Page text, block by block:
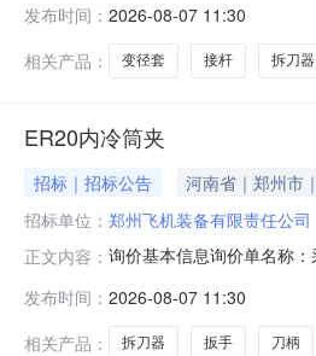
账180天后支付交货地址：
式交货日期/计划原产地
发布时间： 2026-08-07 11:30
相关产品：
变径套 接杆 拆刀器
ER20内冷筒夹
招标｜招标公告 河南省｜郑州市
招标单位： 郑州飞机装备有限责任公司
正文内容： 询价基本信息询价单名称
账180天后支付交货地址：
式交货日期/计划原产地
发布时间： 2026-08-07 11:30
相关产品：
拆刀器 扳手 刀柄